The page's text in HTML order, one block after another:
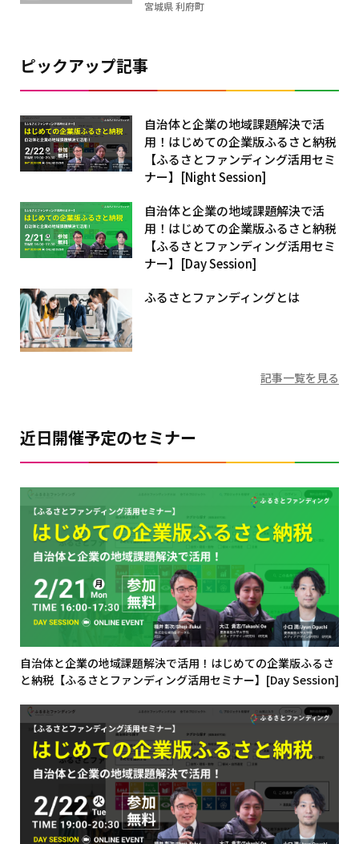
宮城県 利府町
ピックアップ記事
自治体と企業の地域課題解決で活
用！はじめての企業版ふるさと納税
【ふるさとファンディング活用セミ
ナー】[Night Session]
自治体と企業の地域課題解決で活
用！はじめての企業版ふるさと納税
【ふるさとファンディング活用セミ
ナー】[Day Session]
ふるさとファンディングとは
記事一覧を見る
近日開催予定のセミナー
自治体と企業の地域課題解決で活用！はじめての企業版ふるさ
と納税【ふるさとファンディング活用セミナー】[Day Session]